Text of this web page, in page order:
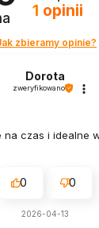
1 opinii
zbieramy opinie?
Dorota
zweryfikowano
na czas i idealne
0 0
2026-04-13